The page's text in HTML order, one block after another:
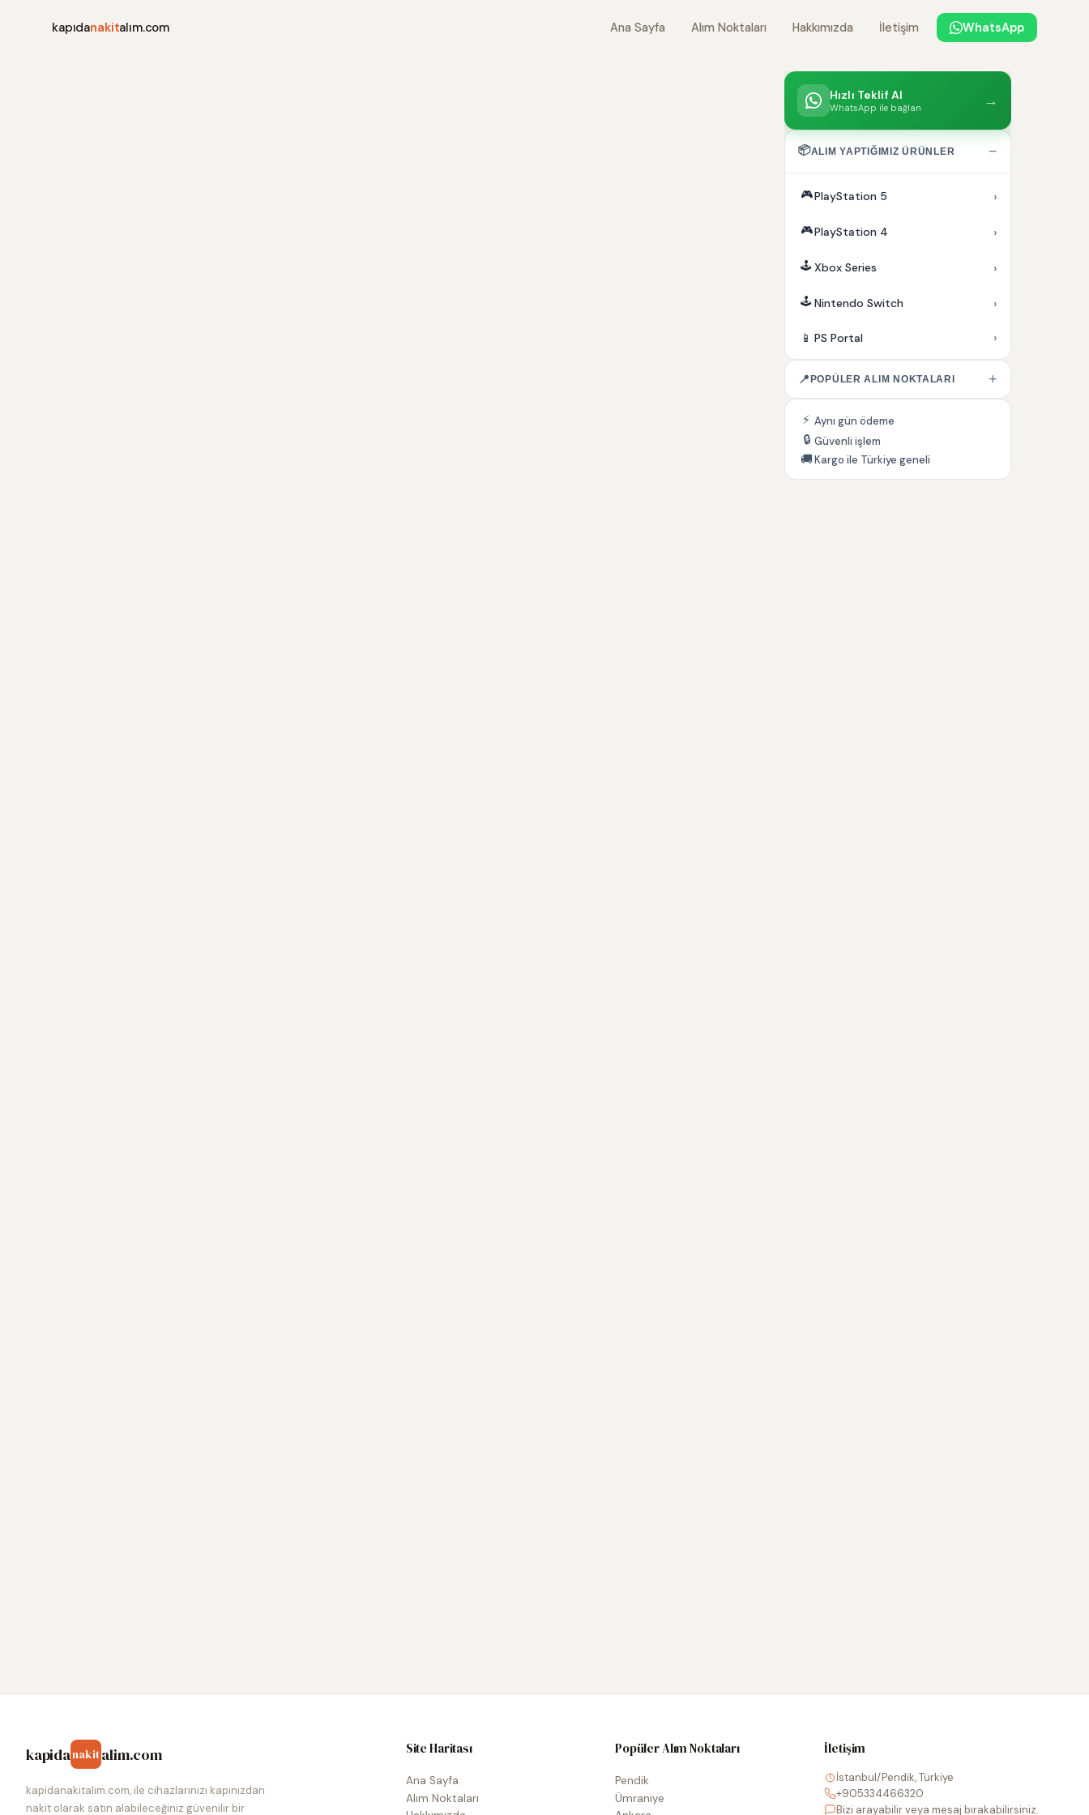
kapıdanakitalım.com Ana Sayfa Alım Noktaları Hakkımızda İletişim WhatsApp
Hızlı Teklif Al
WhatsApp ile bağlan →
📦ALIM YAPTIĞIMIZ ÜRÜNLER −
🎮PlayStation 5 ›
🎮PlayStation 4 ›
🕹️ Xbox Series ›
🕹️ Nintendo Switch ›
📱 PS Portal ›
📍 POPÜLER ALIM NOKTALARI +
⚡ Aynı gün ödeme
🔒 Güvenli işlem
🚚Kargo ile Türkiye geneli
kapidanakitalim.com
kapidanakitalim.com, ile cihazlarınızı kapınızdan
nakit olarak satın alabileceğiniz güvenilir bir
Site Haritası
Ana Sayfa
Alım Noktaları
Popüler Alım Noktaları
Pendik
Ümraniye
İletişim
İstanbul/Pendik, Türkiye
+905334466320
Bizi arayabilir veya mesaj bırakabilirsiniz.